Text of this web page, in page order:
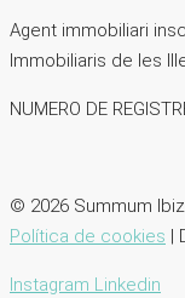
Agent immobiliari
lmmobiliaris de les
NUMERO DE
© 2026 Summum
Política de cookies |
Instagram Linkedin